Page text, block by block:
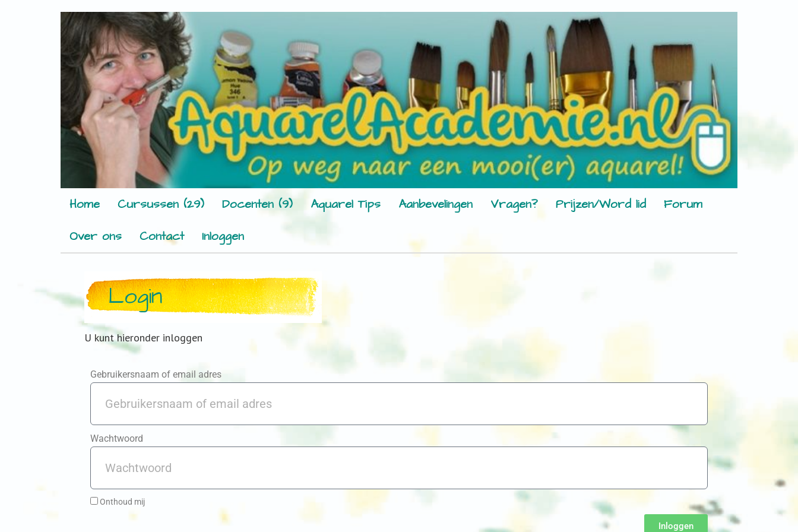
Home Cursussen (29) Docenten (9) Aquarel Tips Aanbevelingen Vragen? Prijzen/Word lid
Forum
Over ons
Contact Inloggen
Login
U kunt hieronder inloggen
Gebruikersnaam of email adres
Wachtwoord
Onthoud mij
Inloggen